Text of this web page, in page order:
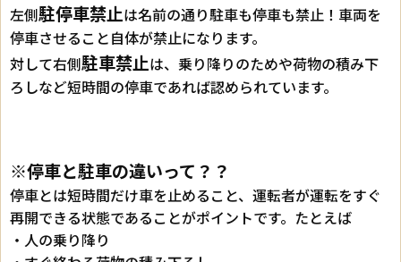
左側駐停車禁止は名前の通り駐車も停車も禁止！車両を
停車させること自体が禁止になります。
対して右側駐車禁止は、乗り降りのためや荷物の積み下
ろしなど短時間の停車であれば認められています。
※停車と駐車の違いって？？
停車とは短時間だけ車を止めること、運転者が運転をすぐ
再開できる状態であることがポイントです。たとえば
・人の乗り降り